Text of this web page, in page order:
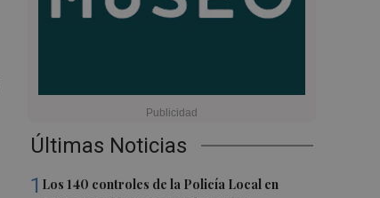
Últimas Noticias
1 Los 140 controles de la Policía Local en